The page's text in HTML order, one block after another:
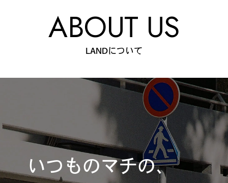
夢中になれる、仕事のは
# SapporoDiscoveryRoom
ABOUT US
LANDについて
いつものマチの、